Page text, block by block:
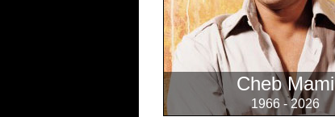
Cheb Mami
1966 - 2026